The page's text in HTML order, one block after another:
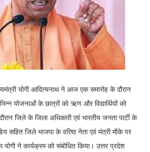
योगी आदित्यनाथ ने आज एक समारोह के दौरान
योजनाओं के छात्रों को ऋण और विद्यार्थियों को
जिले के जिला अधिकारी एवं भारतीय जनता पार्टी के
सहित जिले भाजपा के वरिष्ठ नेता एवं मंत्री मौके पर
योगी ने कार्यक्रम को संबोधित किया। उत्तर प्रदेश